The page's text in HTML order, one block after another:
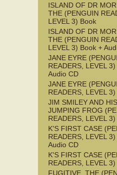
ISLAND OF DR
THE (PENGUIN
LEVEL 3) Book
ISLAND OF DR
THE (PENGUIN
LEVEL 3) Book +
JANE EYRE
READERS, LEVEL
Audio CD
JANE EYRE
READERS, LEVEL
JIM SMILEY AND HIS
JUMPING FROG
READERS, LEVEL
K'S FIRST CASE
READERS, LEVEL
Audio CD
K'S FIRST CASE
READERS, LEVEL
FUGITIVE, THE